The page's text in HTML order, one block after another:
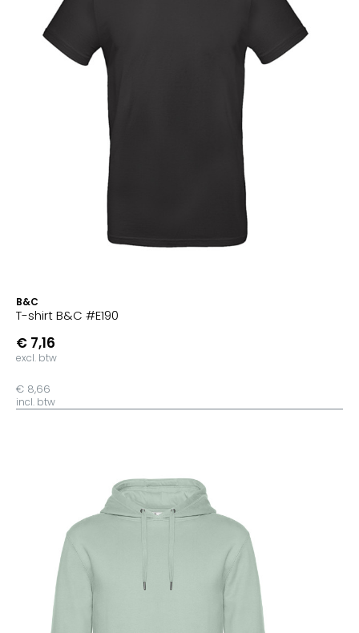
B&C
T-shirt B&C #E190
€ 7,16
excl. btw
€ 8,66
incl. btw